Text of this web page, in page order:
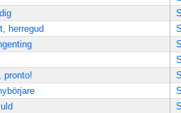
herregud
pronto!